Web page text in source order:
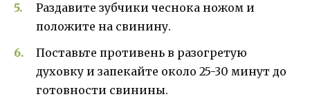
Раздавите зубчики чеснока ножом и
положите на свинину.
Поставьте противень в разогретую
духовку и запекайте около 25-30 минут до
готовности свинины.